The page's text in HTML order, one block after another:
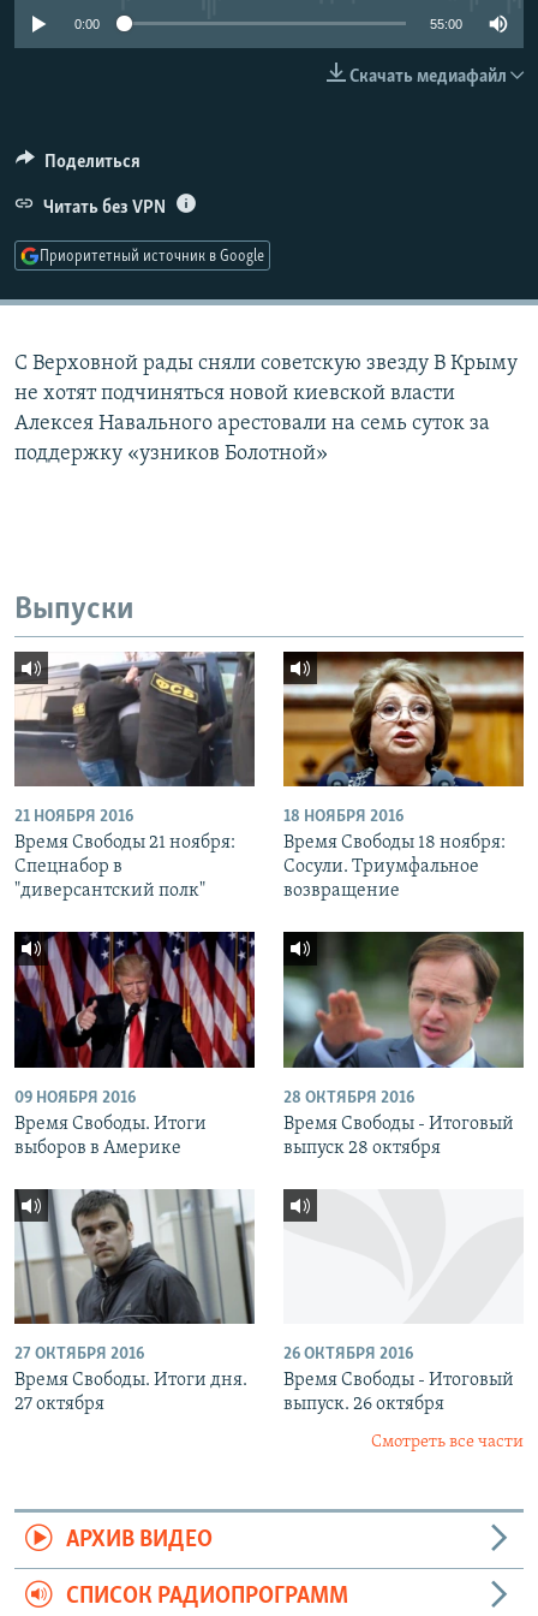
РАСПИСАНИЕ ВЕЩАНИЯ
0:00 55:00
Скачать медиафайл
Поделиться
Читать без VPN
Приоритетный источник в Google
С Верховной рады сняли советскую звезду В Крыму
не хотят подчиняться новой киевской власти
Алексея Навального арестовали на семь суток за
поддержку «узников Болотной»
Выпуски
21 НОЯБРЯ 2016
Время Свободы 21 ноября:
Спецнабор в
"диверсантский полк"
18 НОЯБРЯ 2016
Время Свободы 18 ноября:
Сосули. Триумфальное
возвращение
09 НОЯБРЯ 2016
Время Свободы. Итоги
выборов в Америке
28 ОКТЯБРЯ 2016
Время Свободы - Итоговый
выпуск 28 октября
27 ОКТЯБРЯ 2016
Время Свободы. Итоги дня.
27 октября
26 ОКТЯБРЯ 2016
Время Свободы - Итоговый
выпуск. 26 октября
Смотреть все части
АРХИВ ВИДЕО
СПИСОК РАДИОПРОГРАММ